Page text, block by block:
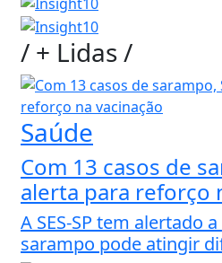
/ + Lidas/
Saúde
Com 13 casos de
alerta para reforço
A SES-SP tem alertado
sarampo pode atingir